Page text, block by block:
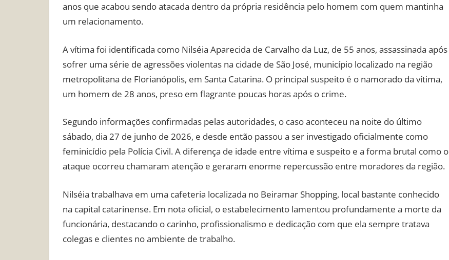
anos que acabou sendo atacada dentro da própria residência pelo homem com quem mantinha
um relacionamento.
A vítima foi identificada como Nilséia Aparecida de Carvalho da Luz, de 55 anos, assassinada após
sofrer uma série de agressões violentas na cidade de São José, município localizado na região
metropolitana de Florianópolis, em Santa Catarina. O principal suspeito é o namorado da vítima,
um homem de 28 anos, preso em flagrante poucas horas após o crime.
Segundo informações confirmadas pelas autoridades, o caso aconteceu na noite do último
sábado, dia 27 de junho de 2026, e desde então passou a ser investigado oficialmente como
feminicídio pela Polícia Civil. A diferença de idade entre vítima e suspeito e a forma brutal como o
ataque ocorreu chamaram atenção e geraram enorme repercussão entre moradores da região.
Nilséia trabalhava em uma cafeteria localizada no Beiramar Shopping, local bastante conhecido
na capital catarinense. Em nota oficial, o estabelecimento lamentou profundamente a morte da
funcionária, destacando o carinho, profissionalismo e dedicação com que ela sempre tratava
colegas e clientes no ambiente de trabalho.